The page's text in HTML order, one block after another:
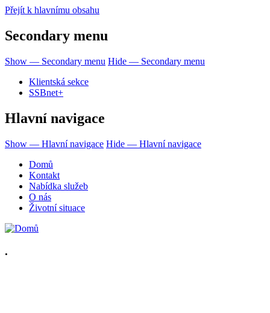
Přejít k hlavnímu obsahu
Secondary menu
Show — Secondary menu Hide — Secondary menu
Klientská sekce
SSBnet+
Hlavní navigace
Show — Hlavní navigace Hide — Hlavní navigace
Domů
Kontakt
Nabídka služeb
O nás
Životní situace
.